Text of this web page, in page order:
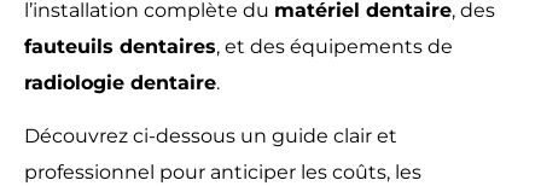
l’installation complète du matériel dentaire, des
fauteuils dentaires, et des équipements de
radiologie dentaire.
Découvrez ci-dessous un guide clair et
professionnel pour anticiper les coûts, les